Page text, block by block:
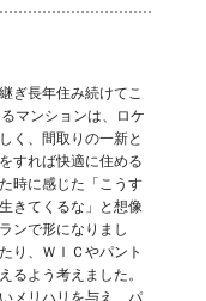
ぎ長年住み続けてこ
マンションは、ロケ
く、間取りの一新と
すれば快適に住める
時に感じた「こうす
きてくるな」と想像
ンで形になりまし
り、ＷＩＣやパント
るよう考えました。
メリハリを与え、パ